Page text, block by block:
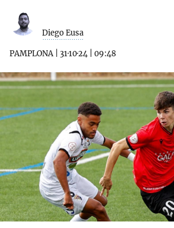
Diego Eusa
PAMPLONA| 31·10·24 09:48